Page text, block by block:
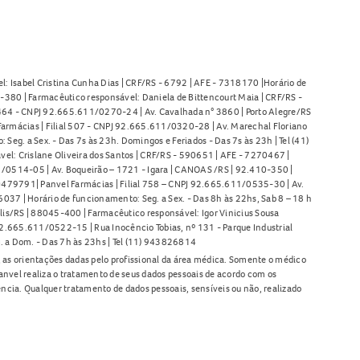
Cristina Cunha Dias | CRF/RS - 6792 | AFE - 7318170 |Horário de
| Farmacêutico responsável: Daniela de Bittencourt Maia | CRF/RS -
- CNPJ 92.665.611/0270-24 | Av. Cavalhada n° 3860 | Porto Alegre/RS
| Filial 507 - CNPJ 92.665.611/0320-28 | Av. Marechal Floriano
a Sex. - Das 7s às 23h. Domingos e Feriados - Das 7s às 23h | Tel (41)
Crislane Oliveira dos Santos | CRF/RS - 590651 | AFE - 7270467 |
0514-05 | Av. Boqueirão – 1721 - Igara | CANOAS /RS | 92.410-350 |
Panvel Farmácias | Filial 758 – CNPJ 92.665.611/0535-30 | Av.
| Horário de funcionamento: Seg. a Sex. - Das 8h às 22hs, Sab 8 – 18 h
RS | 88045-400 | Farmacêutico responsável: Igor Vinicius Sousa
0522-15 | Rua Inocêncio Tobias, nº 131 - Parque Industrial
a Dom. - Das 7h às 23hs | Tel (11) 943826814
orientações dadas pelo profissional da área médica. Somente o médico
realiza o tratamento de seus dados pessoais de acordo com os
Qualquer tratamento de dados pessoais, sensíveis ou não, realizado